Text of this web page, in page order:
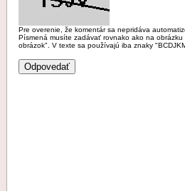
Pre overenie, že komentár sa nepridáva
Písmená musíte zadávať rovnako ako na
obrázok". V texte sa používajú iba znaky